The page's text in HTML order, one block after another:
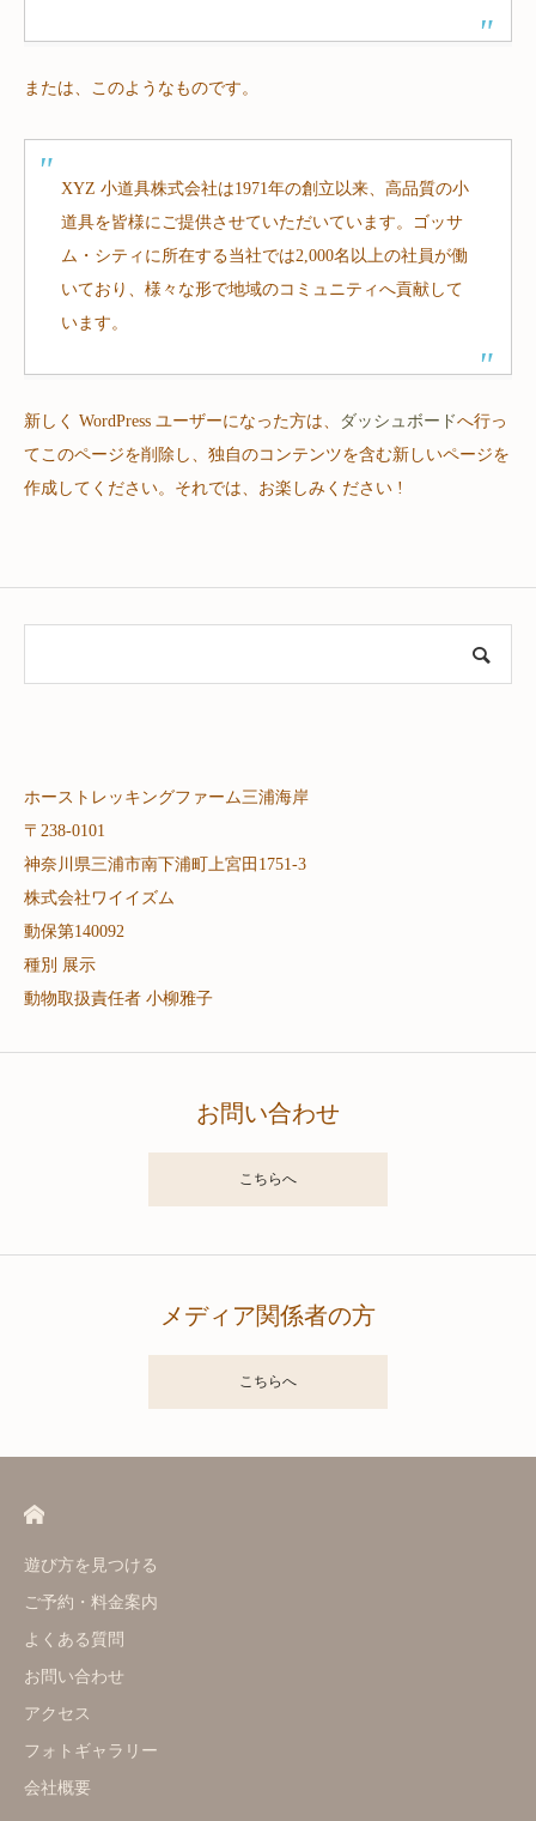
または、このようなものです。
XYZ 小道具株式会社は1971年の創立以来、高品質の小
道具を皆様にご提供させていただいています。ゴッサ
ム・シティに所在する当社では2,000名以上の社員が働
いており、様々な形で地域のコミュニティへ貢献して
います。
新しく WordPress ユーザーになった方は、 ダッシュボードへ行っ
てこのページを削除し、独自のコンテンツを含む新しいページを
作成してください。それでは、お楽しみください !
ホーストレッキングファーム三浦海岸
〒238-0101
神奈川県三浦市南下浦町上宮田1751-3
株式会社ワイイズム
動保第140092
種別 展示
動物取扱責任者 小柳雅子
お問い合わせ
こちらへ
メディア関係者の方
こちらへ
遊び方を見つける
ご予約・料金案内
よくある質問
お問い合わせ
アクセス
フォトギャラリー
会社概要